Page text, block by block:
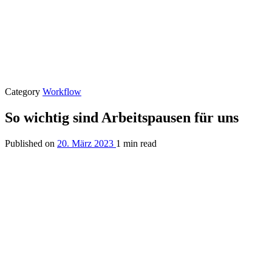
Category Workflow
So wichtig sind Arbeitspausen für uns
Published on 20. März 2023 1 min read